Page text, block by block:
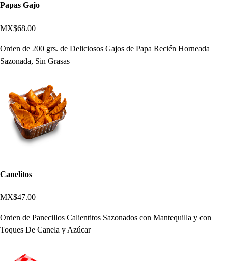
Papas Gajo
MX$68.00
Orden de 200 grs. de Deliciosos Gajos de Papa Recién Horneada
Sazonada, Sin Grasas
Canelitos
MX$47.00
Orden de Panecillos Calientitos Sazonados con Mantequilla y con
Toques De Canela y Azúcar